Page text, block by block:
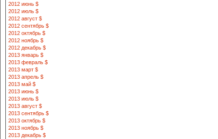
2012 июнь $
2012 июль $
2012 август $
2012 сентябрь $
2012 октябрь $
2012 ноябрь $
2012 декабрь $
2013 январь $
2013 февраль $
2013 март $
2013 апрель $
2013 май $
2013 июнь $
2013 июль $
2013 август $
2013 сентябрь $
2013 октябрь $
2013 ноябрь $
2013 декабрь $